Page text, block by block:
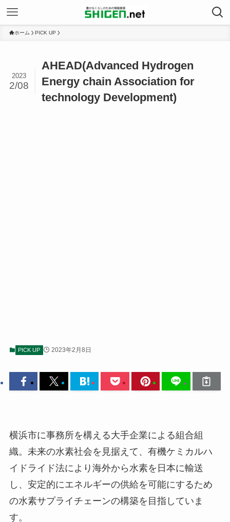
ホーム PICK UP
AHEAD(Advanced Hydrogen
Energy chain Association for
technology Development)
2023
2/08
PICK UP 2023年2月8日
横浜市に事務所を構える大手企業による組合組
織。未来の水素社会を見据えて、有機ケミカルハ
イドライド法により海外から水素を日本に輸送
し、安定的にエネルギーの供給を可能にするため
の水素サプライチェーンの構築を目指していま
す。